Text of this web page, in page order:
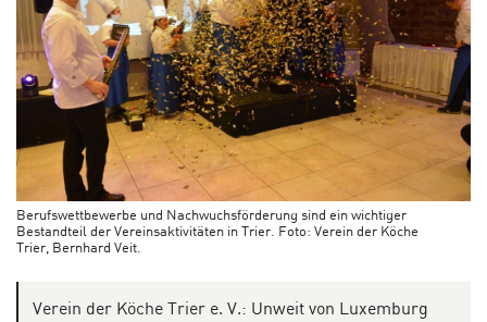
Berufswettbewerbe und Nachwuchsförderung sind ein wichtiger
Bestandteil der Vereinsaktivitäten in Trier. Foto: Verein der Köche
Trier, Bernhard Veit.
Verein der Köche Trier e. V.: Unweit von Luxemburg